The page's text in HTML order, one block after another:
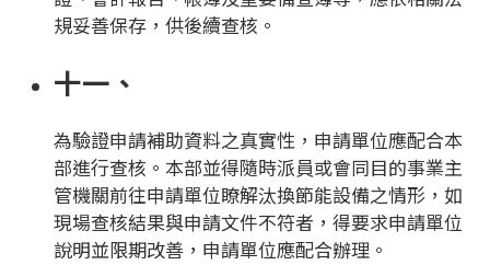
規妥善保存，供後續查核。
十一、
為驗證申請補助資料之真實性，申請單位應配合本
部進行查核。本部並得隨時派員或會同目的事業主
管機關前往申請單位瞭解汰換節能設備之情形，如
現場查核結果與申請文件不符者，得要求申請單位
說明並限期改善，申請單位應配合辦理。